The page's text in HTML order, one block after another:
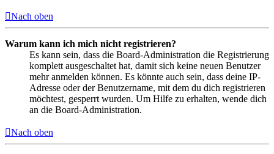
Nach oben
Warum kann ich mich nicht registrieren?
Es kann sein, dass die Board-Administration die Registrierung
komplett ausgeschaltet hat, damit sich keine neuen Benutzer
mehr anmelden können. Es könnte auch sein, dass deine IP-
Adresse oder der Benutzername, mit dem du dich registrieren
möchtest, gesperrt wurden. Um Hilfe zu erhalten, wende dich
an die Board-Administration.
Nach oben